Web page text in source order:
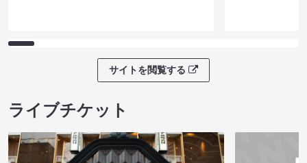
サイトを閲覧する
ライブチケット